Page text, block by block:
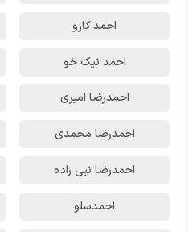
احمد کارو
احمد نیک خو
احمدرضا امیری
احمدرضا محمدی
احمدرضا نبی زاده
احمدسلو